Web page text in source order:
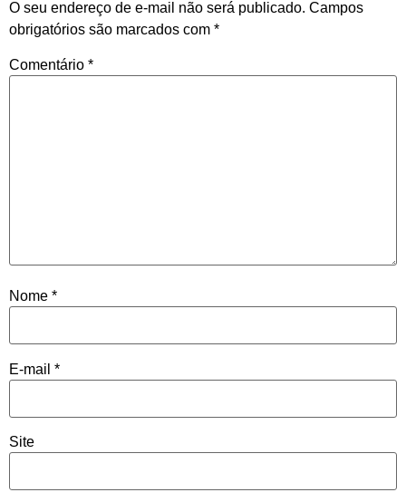
O seu endereço de e-mail não será publicado. Campos
obrigatórios são marcados com *
Comentário *
Nome *
E-mail *
Site